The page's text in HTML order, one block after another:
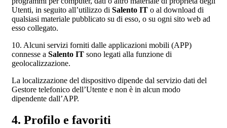
Utenti, in seguito all’utilizzo di Salento IT o al download di
qualsiasi materiale pubblicato su di esso, o su ogni sito web ad
esso collegato.
10. Alcuni servizi forniti dalle applicazioni mobili (APP)
connesse a Salento IT sono legati alla funzione di
geolocalizzazione.
La localizzazione del dispositivo dipende dal servizio dati del
Gestore telefonico dell’Utente e non è in alcun modo
dipendente dall’APP.
4. Profilo e favoriti